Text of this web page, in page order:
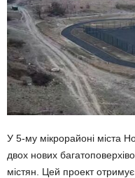
У 5-му мікрорайоні міста
двох нових
містян. Цей проект